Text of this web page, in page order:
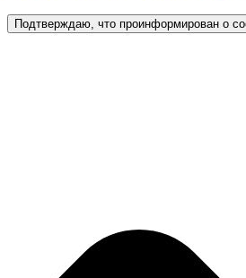
Подтверждаю, что проинформирован о